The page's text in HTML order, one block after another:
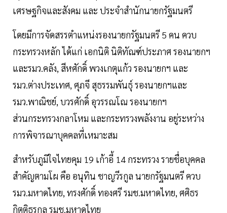
เศรษฐกิจและสังคม และ ประจำสำนักนายกรัฐมนตรี
โดยมีการจัดสรรตำแหน่งรองนายกรัฐมนตรี 5 คน ควบ
กระทรวงหลัก ได้แก่ เอกนิติ นิติทัณฑ์ประภาศ รองนายกฯ
และรมว.คลัง, สีหศักดิ์ พวงเกตุแก้ว รองนายกฯ และ
รมว.ต่างประเทศ, ศุภจี สุธรรมพันธุ์ รองนายกฯและ
รมว.พาณิชย์, บวรศักดิ์ อุวรรณโณ รองนายกฯ
ส่วนกระทรวงกลาโหม และกระทรวงพลังงาน อยู่ระหว่าง
การพิจารณาบุคคลที่เหมาะสม
สำหรับภูมิใจไทยคุม 19 เก้าอี้ 14 กระทรวง รายชื่อบุคคล
สำคัญตามโผ คือ อนุทิน ชาญวีรกูล นายกรัฐมนตรี ควบ
รมว.มหาดไทย, ทรงศักดิ์ ทองศรี รมช.มหาดไทย, ศศิธร
กิตติธรกุล รมช.มหาดไทย